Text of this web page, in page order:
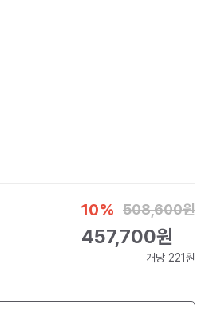
10% 508,600원
457,700원
개당 221원